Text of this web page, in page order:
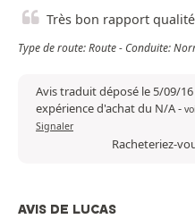
Très bon rapport
Type de route: Route - Conduite:
Avis traduit déposé le 5/09/16
expérience d'achat du N/A-
Signaler
Racheteriez-
AVIS DE LUCAS